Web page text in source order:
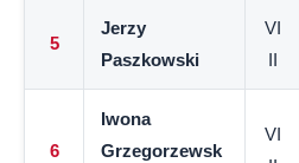
5
Jerzy
Paszkowski
VI
II
6
Iwona
Grzegorzewsk
VI